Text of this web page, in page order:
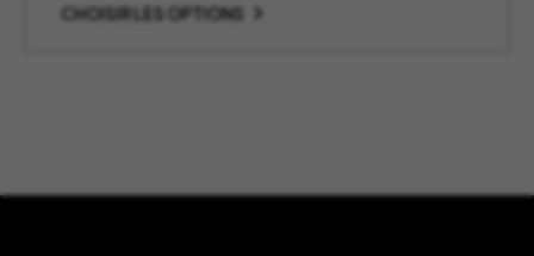
CHOISIR LES OPTIONS